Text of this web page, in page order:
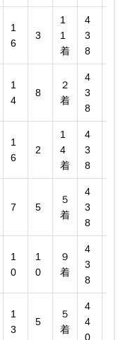
1
6
3
1
1
着
4
3
8
1
4
8
２
着
4
3
8
1
6
2
1
4
着
4
3
8
7 5
５
着
4
3
8
1
0
1
0
９
着
4
3
8
1
3
5
５
着
4
4
0